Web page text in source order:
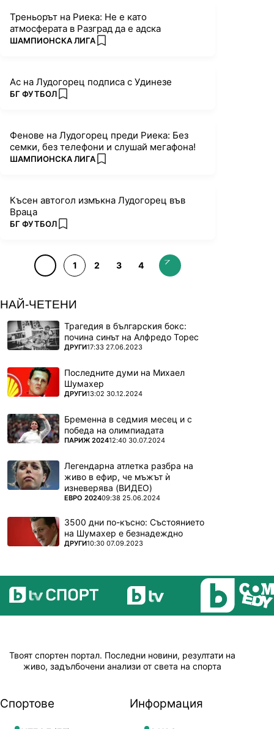
Треньорът на Риека: Не е като
атмосферата в Разград да е адска
ПОВЕЧЕ ОТ
ШАМПИОНСКА ЛИГА add favorites
Ас на Лудогорец подписа с Удинезе
ПОВЕЧЕ ОТ
БГ ФУТБОЛ add favorites
Фенове на Лудогорец преди Риека: Без
семки, без телефони и слушай мегафона!
ПОВЕЧЕ ОТ
ШАМПИОНСКА ЛИГА add favorites
Късен автогол измъкна Лудогорец във
Враца
ПОВЕЧЕ ОТ
БГ ФУТБОЛ add favorites
1 2 3 4
НАЙ-ЧЕТЕНИ
Трагедия в българския бокс:
почина синът на Алфредо Торес
ПОВЕЧЕ ОТ
ДРУГИ17:33 27.06.2023
Последните думи на Михаел
Шумахер
ПОВЕЧЕ ОТ
ДРУГИ13:02 30.12.2024
Бременна в седмия месец и с
победа на олимпиадата
ПОВЕЧЕ ОТ
ПАРИЖ 202412:40 30.07.2024
Легендарна атлетка разбра на
живо в ефир, че мъжът ѝ
изневерява (ВИДЕО)
ПОВЕЧЕ ОТ
ЕВРО 202409:38 25.06.2024
3500 дни по-късно: Състоянието
на Шумахер е безнадеждно
ПОВЕЧЕ ОТ
ДРУГИ10:30 07.09.2023
Твоят спортен портал. Последни новини, резултати на
живо, задълбочени анализи от света на спорта
Спортове Информация